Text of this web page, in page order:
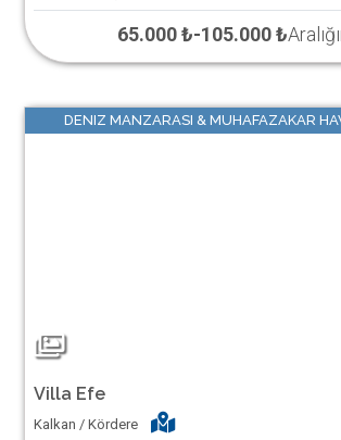
65.000 ₺-105.000 ₺
DENIZ MANZARASI & MUHAFAZAKAR
Villa Efe
Kalkan / Kördere